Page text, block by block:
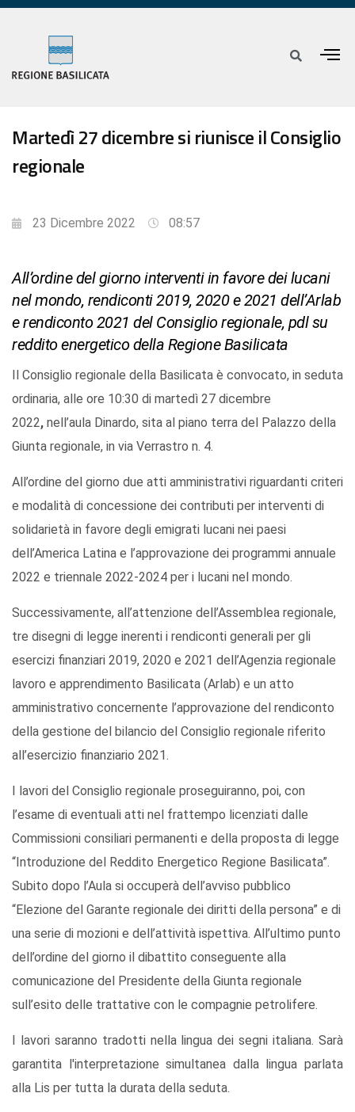
Martedì 27 dicembre si riunisce il Consiglio
regionale
23 Dicembre 2022 08:57
All’ordine del giorno interventi in favore dei lucani
nel mondo, rendiconti 2019, 2020 e 2021 dell’Arlab
e rendiconto 2021 del Consiglio regionale, pdl su
reddito energetico della Regione Basilicata
Il Consiglio regionale della Basilicata è convocato, in seduta
ordinaria, alle ore 10:30 di martedì 27 dicembre
2022, nell’aula Dinardo, sita al piano terra del Palazzo della
Giunta regionale, in via Verrastro n. 4.
All’ordine del giorno due atti amministrativi riguardanti criteri
e modalità di concessione dei contributi per interventi di
solidarietà in favore degli emigrati lucani nei paesi
dell’America Latina e l’approvazione dei programmi annuale
2022 e triennale 2022-2024 per i lucani nel mondo.
Successivamente, all’attenzione dell’Assemblea regionale,
tre disegni di legge inerenti i rendiconti generali per gli
esercizi finanziari 2019, 2020 e 2021 dell’Agenzia regionale
lavoro e apprendimento Basilicata (Arlab) e un atto
amministrativo concernente l’approvazione del rendiconto
della gestione del bilancio del Consiglio regionale riferito
all’esercizio finanziario 2021.
I lavori del Consiglio regionale proseguiranno, poi, con
l’esame di eventuali atti nel frattempo licenziati dalle
Commissioni consiliari permanenti e della proposta di legge
“Introduzione del Reddito Energetico Regione Basilicata”.
Subito dopo l’Aula si occuperà dell’avviso pubblico
“Elezione del Garante regionale dei diritti della persona” e di
una serie di mozioni e dell’attività ispettiva. All’ultimo punto
dell’ordine del giorno il dibattito conseguente alla
comunicazione del Presidente della Giunta regionale
sull’esito delle trattative con le compagnie petrolifere.
I lavori saranno tradotti nella lingua dei segni italiana. Sarà
garantita l'interpretazione simultanea dalla lingua parlata
alla Lis per tutta la durata della seduta.